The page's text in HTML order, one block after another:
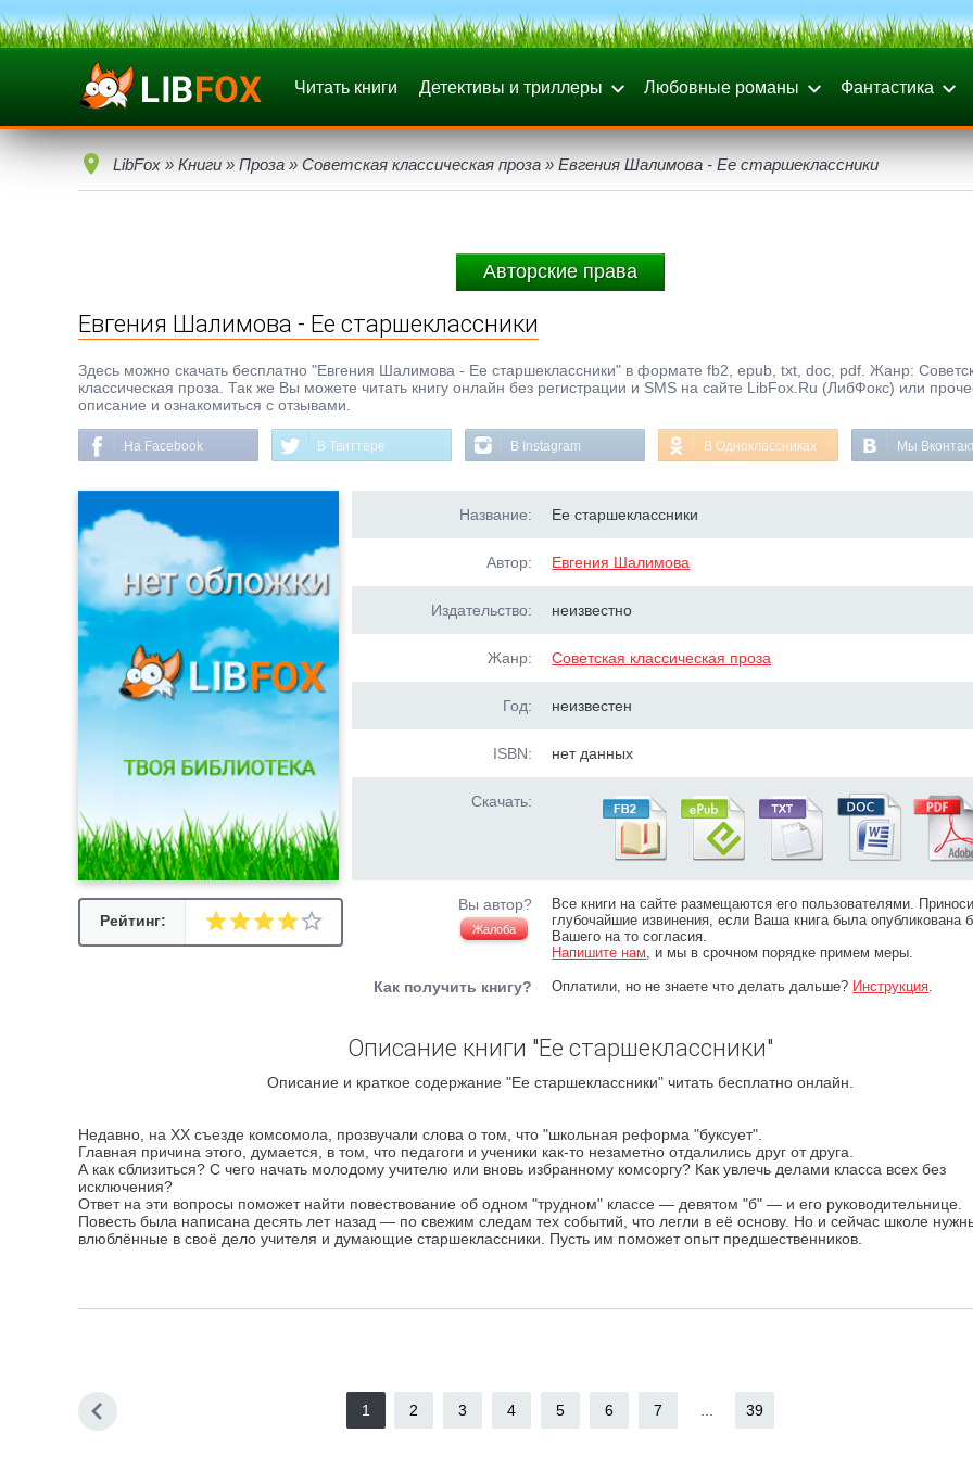
Читать книги Детективы и триллеры Любовные романы Фантастика
LibFox » Книги » Проза » Советская классическая проза » Евгения Шалимова - Ее старшеклассники
Авторские права
Евгения Шалимова - Ее старшеклассники
Здесь можно скачать бесплатно "Евгения Шалимова - Ее старшеклассники" в формате fb2, epub, txt, doc, pdf. Жанр:
классическая проза. Так же Вы можете читать книгу онлайн без регистрации и SMS на сайте LibFox.Ru (ЛибФокс) или
описание и ознакомиться с отзывами.
На Facebook В Твиттере В Instagram В Одноклассниках Мы
Рейтинг:
Название: Ее старшеклассники
Автор: Евгения Шалимова
Издательство: неизвестно
Жанр: Советская классическая проза
Год: неизвестен
ISBN: нет данных
Скачать:
Вы автор?
Жалоба
Все книги на сайте размещаются его пользователями.
глубочайшие извинения, если Ваша книга была опубликована
Вашего на то согласия.
Напишите нам, и мы в срочном порядке примем меры.
Как получить книгу? Оплатили, но не знаете что делать дальше? Инструкция.
Описание книги "Ее старшеклассники"
Описание и краткое содержание "Ее старшеклассники" читать бесплатно онлайн.
Недавно, на ХХ съезде комсомола, прозвучали слова о том, что "школьная реформа "буксует".
Главная причина этого, думается, в том, что педагоги и ученики как-то незаметно отдалились друг от друга.
А как сблизиться? С чего начать молодому учителю или вновь избранному комсоргу? Как увлечь делами класса всех без
исключения?
Ответ на эти вопросы поможет найти повествование об одном "трудном" классе — девятом "б" — и его руководительнице.
Повесть была написана десять лет назад — по свежим следам тех событий, что легли в её основу. Но и сейчас школе
влюблённые в своё дело учителя и думающие старшеклассники. Пусть им поможет опыт предшественников.
1 2 3 4 5 6 7 39